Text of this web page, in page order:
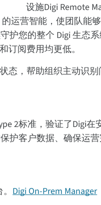
设施Digi Remote
的运营智能，使团队
护您的整个 Digi 生态
订阅费用均更低。
态，帮助组织主动识
2标准，验证了Digi
护客户数据、确保运
。Digi On-Prem Manager